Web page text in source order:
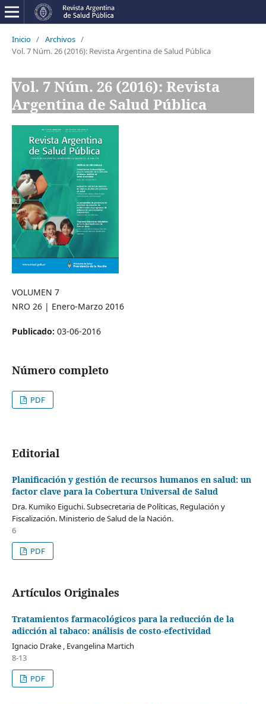
Inicio / Archivos /
Vol. 7 Núm. 26 (2016): Revista Argentina de Salud Pública
Vol. 7 Núm. 26 (2016): Revista
Argentina de Salud Pública
VOLUMEN 7
NRO 26 | Enero-Marzo 2016
Publicado: 03-06-2016
Número completo
PDF
Editorial
Planificación y gestión de recursos humanos en salud: un
factor clave para la Cobertura Universal de Salud
Dra. Kumiko Eiguchi. Subsecretaria de Políticas, Regulación y
Fiscalización. Ministerio de Salud de la Nación.
6
PDF
Artículos Originales
Tratamientos farmacológicos para la reducción de la
adicción al tabaco: análisis de costo-efectividad
Ignacio Drake , Evangelina Martich
8-13
PDF